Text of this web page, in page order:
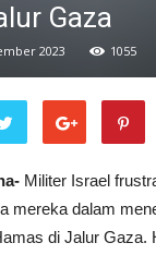
Gaza
2023 1055
Militer Israel
mereka dalam
di Jalur Gaza.